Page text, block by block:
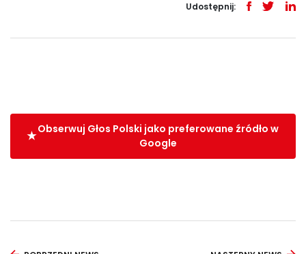
Udostępnij:
Obserwuj Głos Polski jako preferowane źródło w
Google